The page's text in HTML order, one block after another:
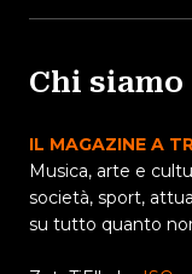
Chi siamo
IL MAGAZINE A
Musica, arte e
società, sport,
su tutto quanto